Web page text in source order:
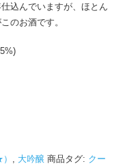
込んでいますが、ほとん
のお酒です。
大吟醸 商品タグ: クー